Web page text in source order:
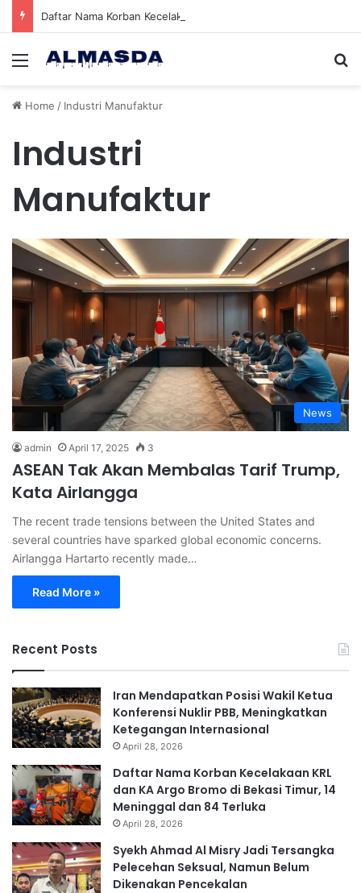
Menu
Home / Industri Manufaktur
Industri
Manufaktur
News
admin April 17, 2025 3
ASEAN Tak Akan Membalas Tarif Trump,
Kata Airlangga
The recent trade tensions between the United States and
several countries have sparked global economic concerns.
Airlangga Hartarto recently made…
Read More »
Recent Posts
Iran Mendapatkan Posisi Wakil Ketua
Konferensi Nuklir PBB, Meningkatkan
Ketegangan Internasional
April 28, 2026
Daftar Nama Korban Kecelakaan KRL
dan KA Argo Bromo di Bekasi Timur, 14
Meninggal dan 84 Terluka
April 28, 2026
Syekh Ahmad Al Misry Jadi Tersangka
Pelecehan Seksual, Namun Belum
Dikenakan Pencekalan